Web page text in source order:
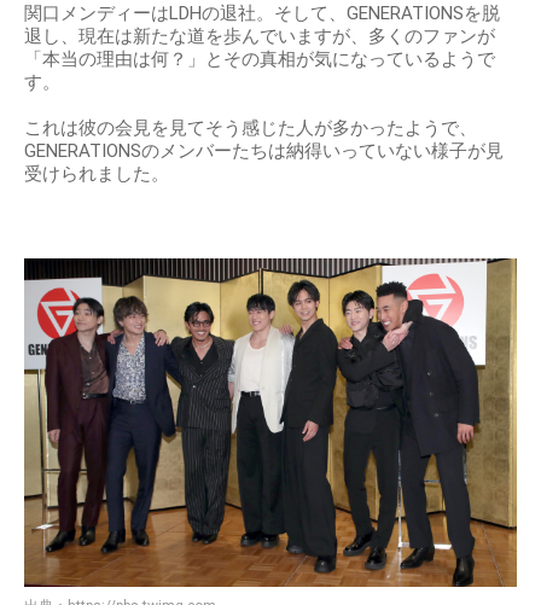
関口メンディーはLDHの退社。そして、GENERATIONSを脱
退し、現在は新たな道を歩んでいますが、多くのファンが
「本当の理由は何？」とその真相が気になっているようで
す。
これは彼の会見を見てそう感じた人が多かったようで、
GENERATIONSのメンバーたちは納得いっていない様子が見
受けられました。